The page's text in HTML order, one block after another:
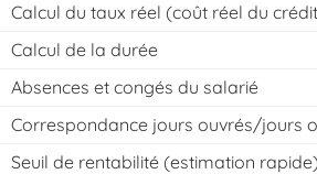
Calcul du taux réel (coût réel du
Calcul de la durée
Absences et congés du salarié
Correspondance jours ouvrés/jours
Seuil de rentabilité (estimation rapide)